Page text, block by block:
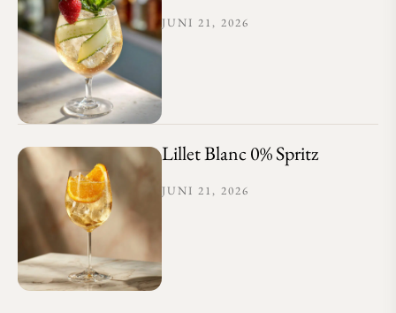
JUNI 21, 2026
Lillet Blanc 0% Spritz
JUNI 21, 2026